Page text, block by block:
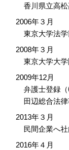
香川県立高
2006年３月
東京大学法
2008年３月
東京大学大
2009年12月
弁護士登録（
田辺総合法
2013年３月
民間企業へ
2016年４月